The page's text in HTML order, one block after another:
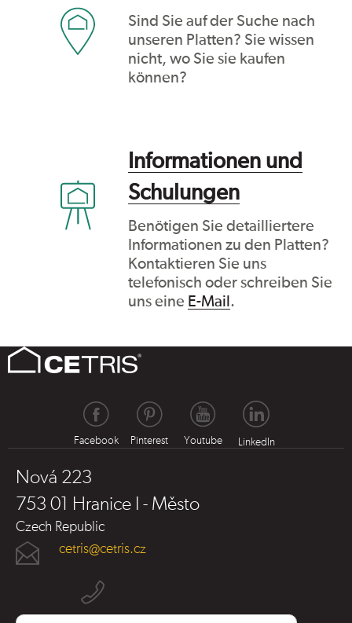
Sind Sie auf der Suche nach
unseren Platten? Sie wissen
nicht, wo Sie sie kaufen
können?
Informationen und
Schulungen
Benötigen Sie detailliertere
Informationen zu den Platten?
Kontaktieren Sie uns
telefonisch oder schreiben Sie
uns eine E-Mail .
LinkedIn
Youtube
Pinterest
Facebook
Nová 223
753 01 Hranice I - Město
Czech Republic
cetris@cetris.cz